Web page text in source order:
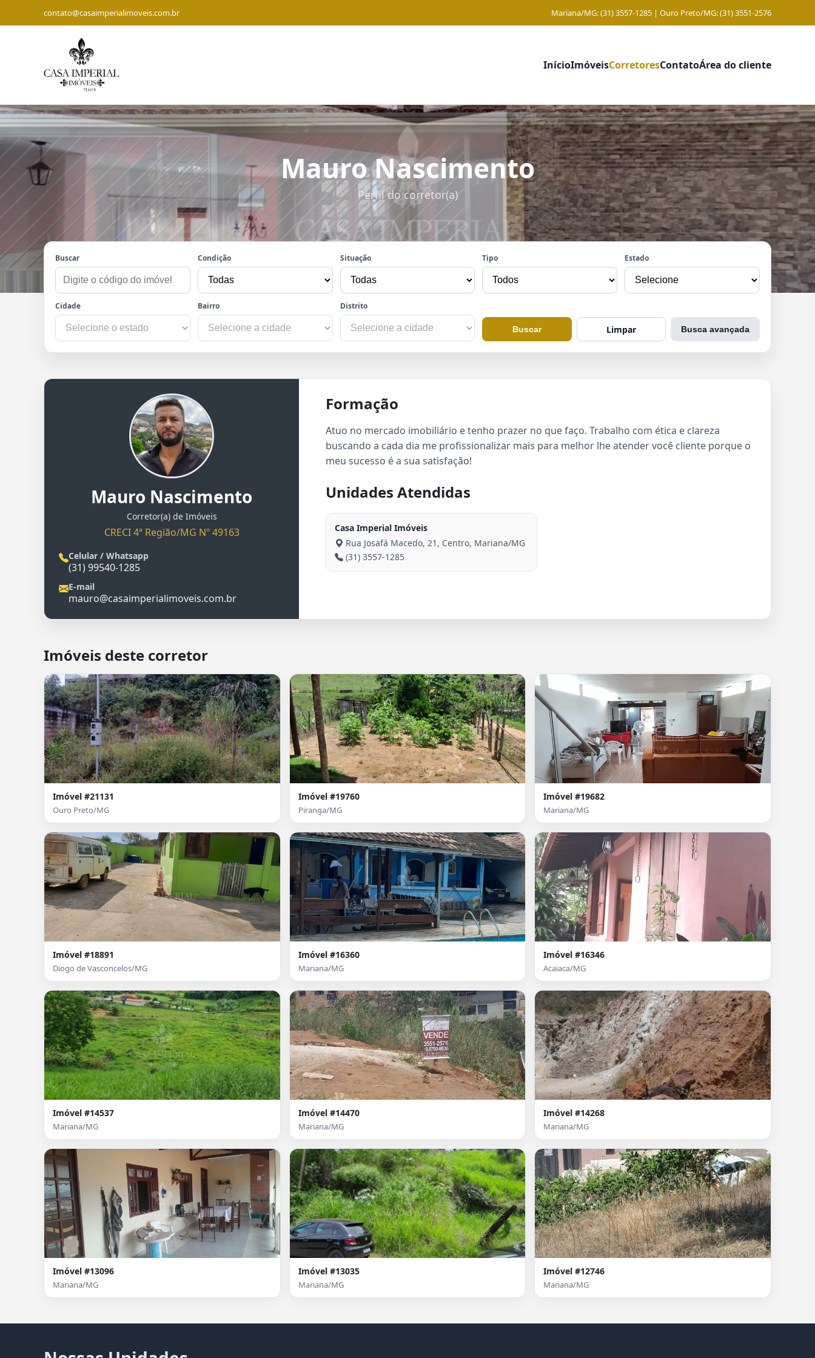
contato@casaimperialimoveis.com.br Mariana/MG: (31) 3557-1285 | Ouro Preto/MG: (31) 3551-2576
InícioImóveisCorretoresContatoÁrea do cliente
Mauro Nascimento
Perfil do corretor(a)
Buscar Condição Situação Tipo Estado
Cidade Bairro Distrito
Buscar Limpar Busca avançada
Mauro Nascimento
Corretor(a) de Imóveis
CRECI 4ª Região/MG Nº 49163
Celular / Whatsapp
(31) 99540-1285
E-mail
mauro@casaimperialimoveis.com.br
Formação
Atuo no mercado imobiliário e tenho prazer no que faço. Trabalho com ética e clareza
buscando a cada dia me profissionalizar mais para melhor lhe atender você cliente porque o
meu sucesso é a sua satisfação!
Unidades Atendidas
Casa Imperial Imóveis
Rua Josafá Macedo, 21, Centro, Mariana/MG
(31) 3557-1285
Imóveis deste corretor
Imóvel #21131
Ouro Preto/MG
Imóvel #19760
Piranga/MG
Imóvel #19682
Mariana/MG
Imóvel #18891
Diogo de Vasconcelos/MG
Imóvel #16360
Mariana/MG
Imóvel #16346
Acaiaca/MG
Imóvel #14537
Mariana/MG
Imóvel #14470
Mariana/MG
Imóvel #14268
Mariana/MG
Imóvel #13096
Mariana/MG
Imóvel #13035
Mariana/MG
Imóvel #12746
Mariana/MG